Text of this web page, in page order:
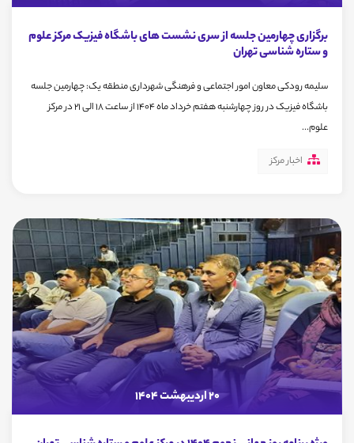
برگزاری چهارمین جلسه از سری نشست های باشگاه فیزیک مرکز علوم
و ستاره شناسی تهران
سلیمه رودکی معاون امور اجتماعی و فرهنگی شهرداری منطقه یک: چهارمین جلسه
باشگاه فیزیک در روز چهارشنبه هفتم خرداد ماه ۱۴۰۴ از ساعت ۱۸ الی ۲۱ در مرکز
علوم...
اخبار مرکز
20 اردیبهشت 1404